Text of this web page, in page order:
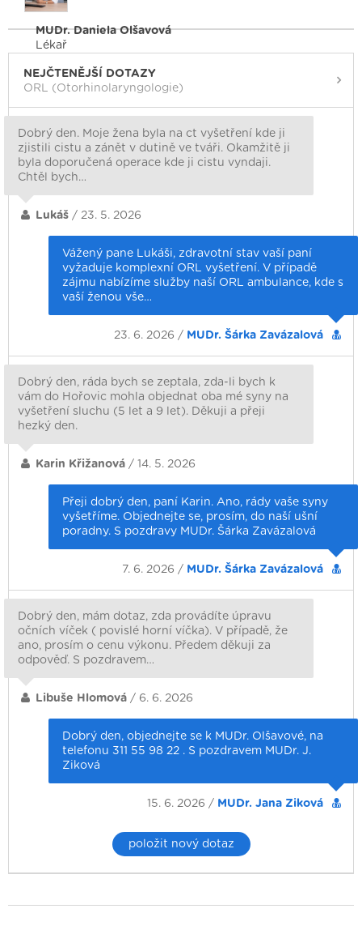
MUDr. Daniela Olšavová
Lékař
NEJČTENĚJŠÍ DOTAZY
ORL (Otorhinolaryngologie)
Dobrý den. Moje žena byla na ct vyšetření kde ji
zjistili cistu a zánět v dutině ve tváři. Okamžitě ji
byla doporučená operace kde ji cistu vyndaji.
Chtěl bych…
Lukáš / 23. 5. 2026
Vážený pane Lukáši, zdravotní stav vaší paní
vyžaduje komplexní ORL vyšetření. V případě
zájmu nabízíme služby naší ORL ambulance, kde s
vaší ženou vše…
23. 6. 2026 / MUDr. Šárka Zavázalová
Dobrý den, ráda bych se zeptala, zda-li bych k
vám do Hořovic mohla objednat oba mé syny na
vyšetření sluchu (5 let a 9 let). Děkuji a přeji
hezký den.
Karin Křižanová / 14. 5. 2026
Přeji dobrý den, paní Karin. Ano, rády vaše syny
vyšetříme. Objednejte se, prosím, do naší ušní
poradny. S pozdravy MUDr. Šárka Zavázalová
7. 6. 2026 / MUDr. Šárka Zavázalová
Dobrý den, mám dotaz, zda provádíte úpravu
očních víček ( povislé horní víčka). V případě, že
ano, prosím o cenu výkonu. Předem děkuji za
odpověď. S pozdravem…
Libuše Hlomová / 6. 6. 2026
Dobrý den, objednejte se k MUDr. Olšavové, na
telefonu 311 55 98 22 . S pozdravem MUDr. J.
Ziková
15. 6. 2026 / MUDr. Jana Ziková
položit nový dotaz